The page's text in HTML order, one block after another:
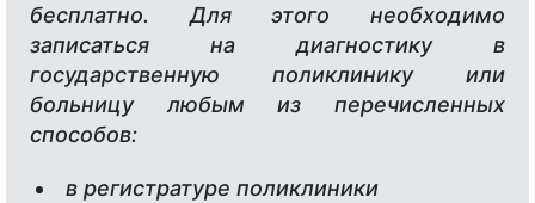
бесплатно. Для этого необходимо
записаться на диагностику в
государственную поликлинику или
больницу любым из перечисленных
способов:
в регистратуре поликлиники